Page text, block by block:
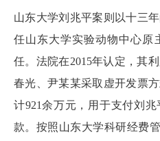
山东大学刘兆平案则以十三
任山东大学实验动物中心原
任。法院在2015年认定，其
春光、尹某某采取虚开发票
计921余万元，用于支付刘
款。按照山东大学科研经费